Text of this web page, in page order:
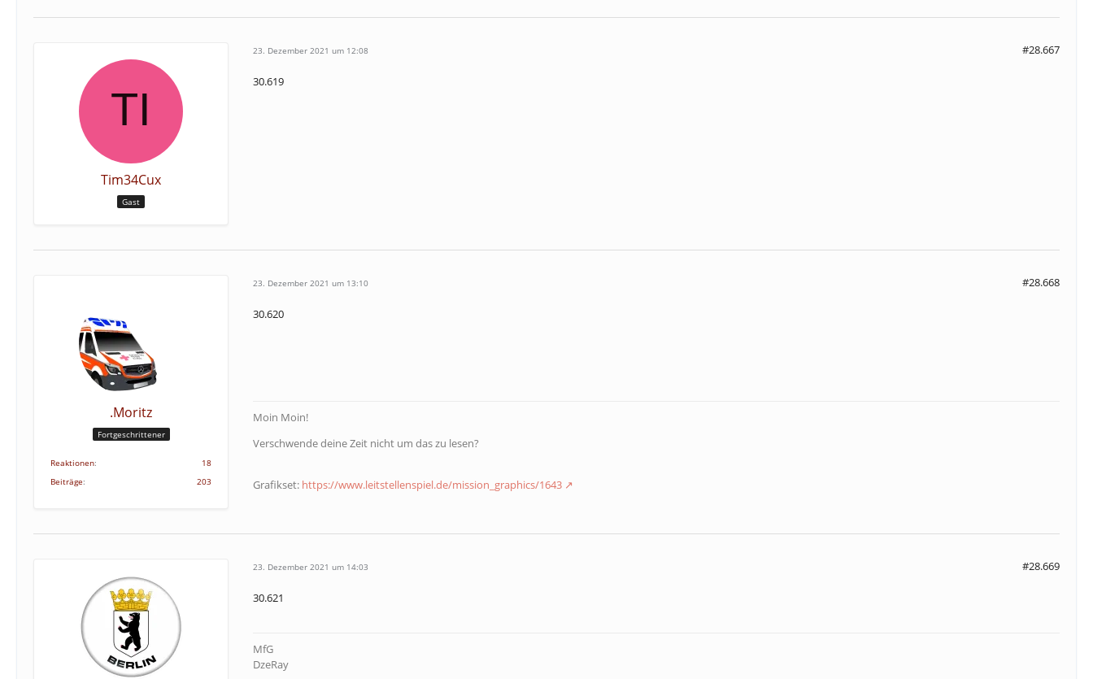
Tim34Cux
Gast
23. Dezember 2021 um 12:08 #28.667
30.619
.Moritz
Fortgeschrittener
Reaktionen
18
Beiträge
203
23. Dezember 2021 um 13:10 #28.668
30.620
Moin Moin!
Verschwende deine Zeit nicht um das zu lesen?
Grafikset: https://www.leitstellenspiel.de/mission_graphics/1643
23. Dezember 2021 um 14:03 #28.669
30.621
MfG
DzeRay